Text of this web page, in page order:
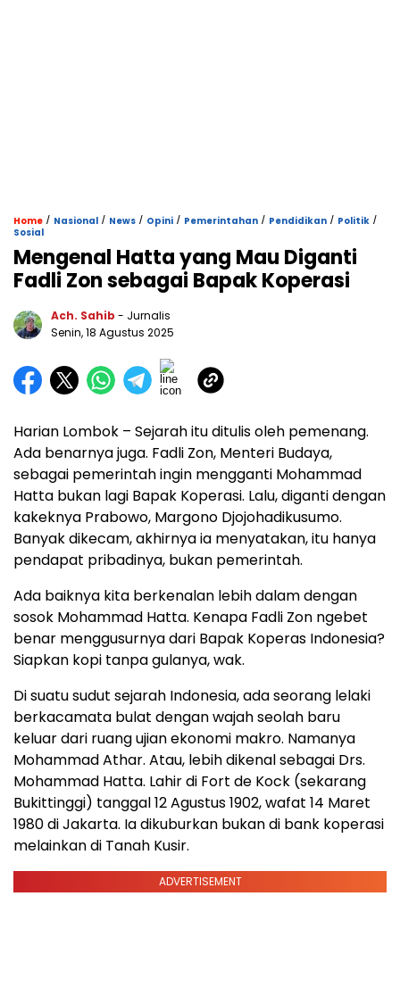
Home / Nasional / News / Opini / Pemerintahan / Pendidikan / Politik /
Sosial
Mengenal Hatta yang Mau Diganti
Fadli Zon sebagai Bapak Koperasi
Ach. Sahib - Jurnalis
Senin, 18 Agustus 2025
Harian Lombok – Sejarah itu ditulis oleh pemenang.
Ada benarnya juga. Fadli Zon, Menteri Budaya,
sebagai pemerintah ingin mengganti Mohammad
Hatta bukan lagi Bapak Koperasi. Lalu, diganti dengan
kakeknya Prabowo, Margono Djojohadikusumo.
Banyak dikecam, akhirnya ia menyatakan, itu hanya
pendapat pribadinya, bukan pemerintah.
Ada baiknya kita berkenalan lebih dalam dengan
sosok Mohammad Hatta. Kenapa Fadli Zon ngebet
benar menggusurnya dari Bapak Koperas Indonesia?
Siapkan kopi tanpa gulanya, wak.
Di suatu sudut sejarah Indonesia, ada seorang lelaki
berkacamata bulat dengan wajah seolah baru
keluar dari ruang ujian ekonomi makro. Namanya
Mohammad Athar. Atau, lebih dikenal sebagai Drs.
Mohammad Hatta. Lahir di Fort de Kock (sekarang
Bukittinggi) tanggal 12 Agustus 1902, wafat 14 Maret
1980 di Jakarta. Ia dikuburkan bukan di bank koperasi
melainkan di Tanah Kusir.
ADVERTISEMENT